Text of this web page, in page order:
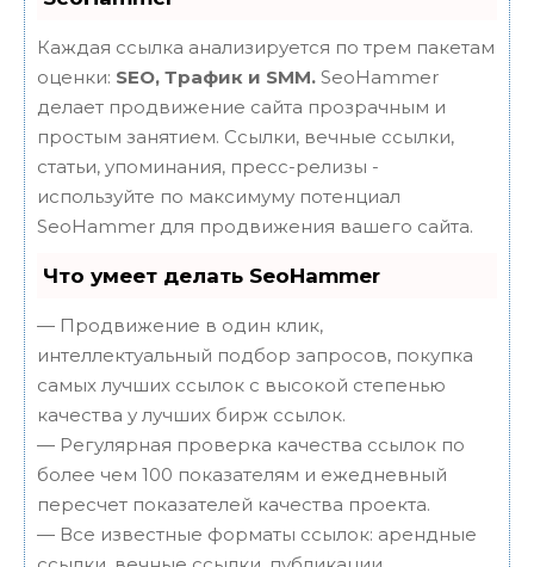
Каждая ссылка анализируется по трем пакетам
оценки: SEO, Трафик и SMM. SeoHammer
делает продвижение сайта прозрачным и
простым занятием. Ссылки, вечные ссылки,
статьи, упоминания, пресс-релизы -
используйте по максимуму потенциал
SeoHammer для продвижения вашего сайта.
Что умеет делать SeoHammer
— Продвижение в один клик,
интеллектуальный подбор запросов, покупка
самых лучших ссылок с высокой степенью
качества у лучших бирж ссылок.
— Регулярная проверка качества ссылок по
более чем 100 показателям и ежедневный
пересчет показателей качества проекта.
— Все известные форматы ссылок: арендные